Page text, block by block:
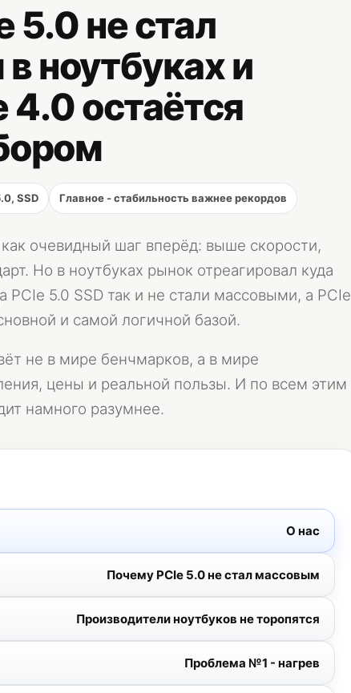
5.0 не стал
ноутбуках и
4.0 остаётся
SSD Главное - стабильность важнее рекордов
очевидный шаг вперёд: выше скорости,
Но в ноутбуках рынок отреагировал куда
PCIe 5.0 SSD так и не стали массовыми, а PCIe
и самой логичной базой.
не в мире бенчмарков, а в мире
цены и реальной пользы. И по всем этим
намного разумнее.
О нас
Почему PCIe 5.0 не стал массовым
Производители ноутбуков не торопятся
Проблема №1 - нагрев